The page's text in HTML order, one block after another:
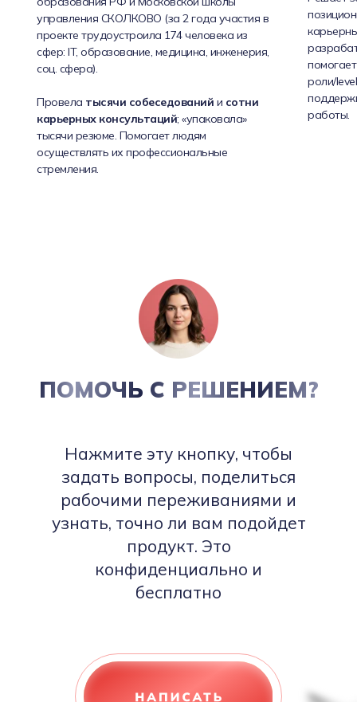
роли/
работы.
управления СКОЛКОВО (за 2 года участия в
проекте трудоустроила 174 человека из
сфер: IT, образование, медицина, инженерия,
соц. сфера).
Провела тысячи собеседований и сотни
карьерных консультаций; «упаковала»
тысячи резюме. Помогает людям
осуществлять их профессиональные
стремления.
ПОМОЧЬ С РЕШЕНИЕМ?
Нажмите эту кнопку, чтобы
задать вопросы, поделиться
рабочими переживаниями и
узнать, точно ли вам подойдет
продукт. Это
конфиденциально и
бесплатно